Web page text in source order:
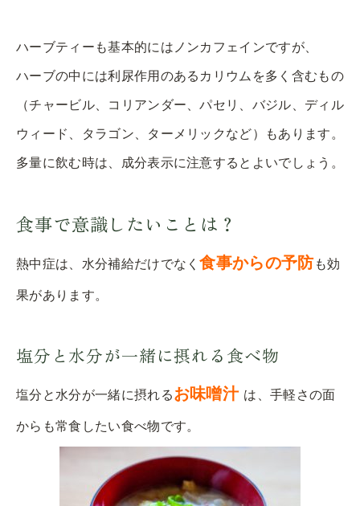
ハーブティーも基本的にはノンカフェインですが、
ハーブの中には利尿作用のあるカリウムを多く含むもの
（チャービル、コリアンダー、パセリ、バジル、ディル
ウィード、タラゴン、ターメリックなど）もあります。
多量に飲む時は、成分表示に注意するとよいでしょう。
食事で意識したいことは？
熱中症は、水分補給だけでなく食事からの予防も効
果があります。
塩分と水分が一緒に摂れる食べ物
塩分と水分が一緒に摂れるお味噌汁 は、手軽さの面
からも常食したい食べ物です。